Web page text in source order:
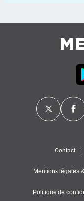
Contact
Mentions légales
Politique de